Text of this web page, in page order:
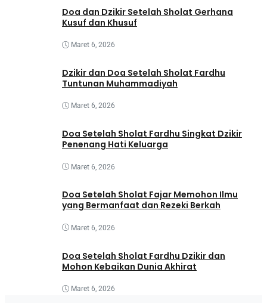
Doa dan Dzikir Setelah Sholat Gerhana
Kusuf dan Khusuf
Maret 6, 2026
Dzikir dan Doa Setelah Sholat Fardhu
Tuntunan Muhammadiyah
Maret 6, 2026
Doa Setelah Sholat Fardhu Singkat Dzikir
Penenang Hati Keluarga
Maret 6, 2026
Doa Setelah Sholat Fajar Memohon Ilmu
yang Bermanfaat dan Rezeki Berkah
Maret 6, 2026
Doa Setelah Sholat Fardhu Dzikir dan
Mohon Kebaikan Dunia Akhirat
Maret 6, 2026